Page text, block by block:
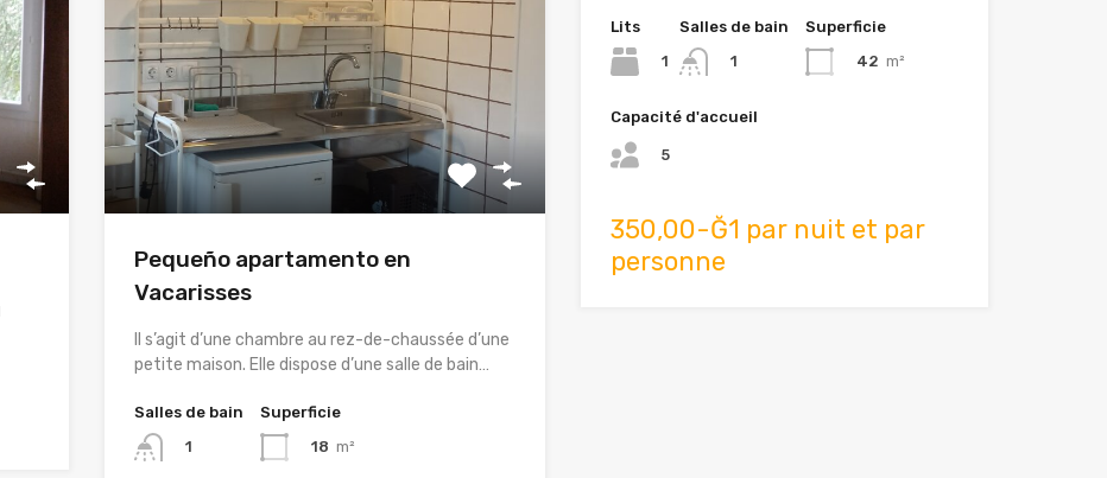
Pequeño apartamento en
Vacarisses
Il s’agit d’une chambre au rez-de-chaussée d’une
petite maison. Elle dispose d’une salle de bain…
Salles de bain
1
Superficie
18 m²
Lits
1
Salles de bain
1
Superficie
42 m²
Capacité d'accueil
5
350,00-Ğ1 par nuit et par
personne